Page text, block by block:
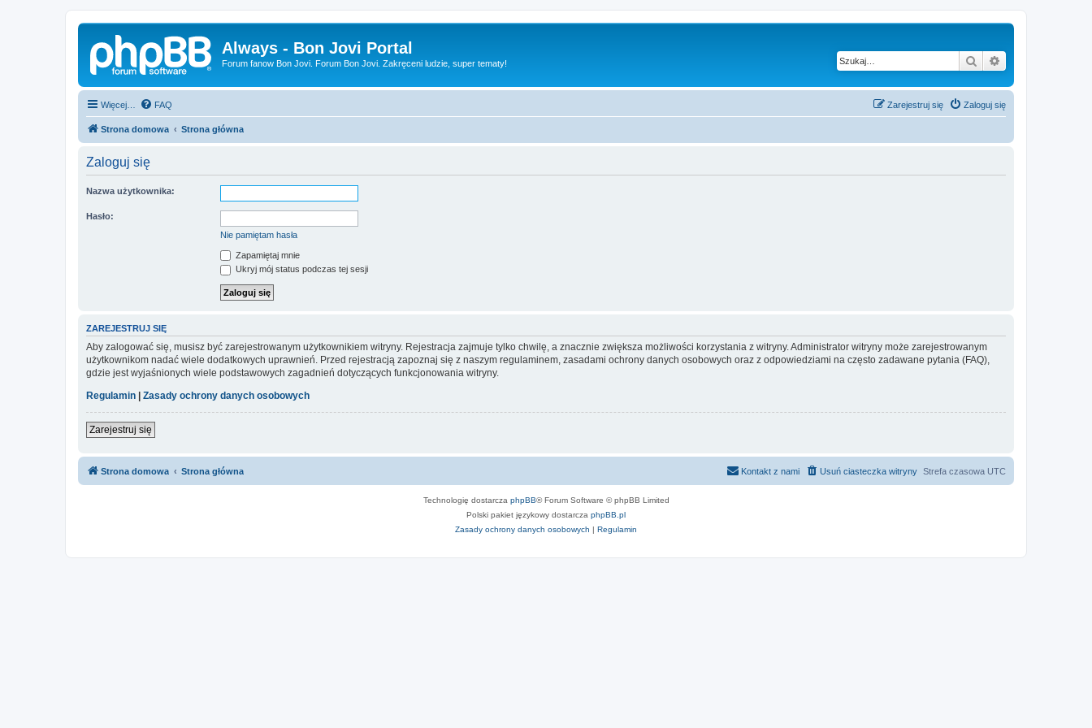
Always - Bon Jovi Portal
Forum fanow Bon Jovi. Forum Bon Jovi. Zakręceni ludzie, super tematy! Szukaj
Więcej… FAQ Zaloguj się
Zarejestruj się
Strona domowa Strona główna
Zaloguj się
Nazwa użytkownika:
Hasło:
Nie pamiętam hasła
Zapamiętaj mnie
Ukryj mój status podczas tej sesji
ZAREJESTRUJ SIĘ
Aby zalogować się, musisz być zarejestrowanym użytkownikiem witryny. Rejestracja zajmuje tylko chwilę, a znacznie zwiększa możliwości korzystania z witryny. Administrator witryny może zarejestrowanym
użytkownikom nadać wiele dodatkowych uprawnień. Przed rejestracją zapoznaj się z naszym regulaminem, zasadami ochrony danych osobowych oraz z odpowiedziami na często zadawane pytania (FAQ),
gdzie jest wyjaśnionych wiele podstawowych zagadnień dotyczących funkcjonowania witryny.
Regulamin
Zasady ochrony danych osobowych
Zarejestruj się
Strona domowa Strona główna Strefa czasowa UTC
Usuń ciasteczka witryny
Kontakt z nami
Technologię dostarcza phpBB® Forum Software © phpBB Limited
Polski pakiet językowy dostarcza phpBB.pl
Zasady ochrony danych osobowych | Regulamin